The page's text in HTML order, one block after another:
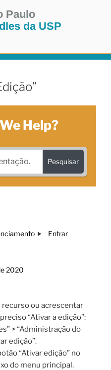
Paulo
da USP
Help?
Pesquisar
Entrar
2020
ou acrescentar
“Ativar a edição”:
> “Administração do
edição”.
“Ativar edição” no
do menu principal.